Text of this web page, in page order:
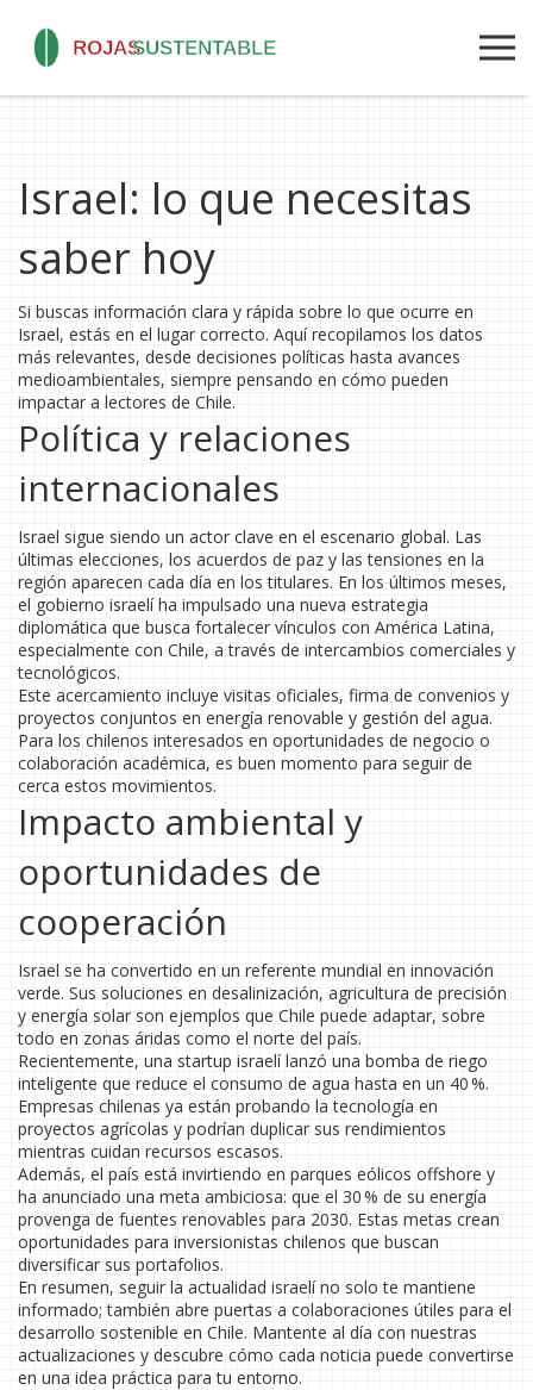
Israel: lo que necesitas
saber hoy
Si buscas información clara y rápida sobre lo que ocurre en
Israel, estás en el lugar correcto. Aquí recopilamos los datos
más relevantes, desde decisiones políticas hasta avances
medioambientales, siempre pensando en cómo pueden
impactar a lectores de Chile.
Política y relaciones
internacionales
Israel sigue siendo un actor clave en el escenario global. Las
últimas elecciones, los acuerdos de paz y las tensiones en la
región aparecen cada día en los titulares. En los últimos meses,
el gobierno israelí ha impulsado una nueva estrategia
diplomática que busca fortalecer vínculos con América Latina,
especialmente con Chile, a través de intercambios comerciales y
tecnológicos.
Este acercamiento incluye visitas oficiales, firma de convenios y
proyectos conjuntos en energía renovable y gestión del agua.
Para los chilenos interesados en oportunidades de negocio o
colaboración académica, es buen momento para seguir de
cerca estos movimientos.
Impacto ambiental y
oportunidades de
cooperación
Israel se ha convertido en un referente mundial en innovación
verde. Sus soluciones en desalinización, agricultura de precisión
y energía solar son ejemplos que Chile puede adaptar, sobre
todo en zonas áridas como el norte del país.
Recientemente, una startup israelí lanzó una bomba de riego
inteligente que reduce el consumo de agua hasta en un 40 %.
Empresas chilenas ya están probando la tecnología en
proyectos agrícolas y podrían duplicar sus rendimientos
mientras cuidan recursos escasos.
Además, el país está invirtiendo en parques eólicos offshore y
ha anunciado una meta ambiciosa: que el 30 % de su energía
provenga de fuentes renovables para 2030. Estas metas crean
oportunidades para inversionistas chilenos que buscan
diversificar sus portafolios.
En resumen, seguir la actualidad israelí no solo te mantiene
informado; también abre puertas a colaboraciones útiles para el
desarrollo sostenible en Chile. Mantente al día con nuestras
actualizaciones y descubre cómo cada noticia puede convertirse
en una idea práctica para tu entorno.